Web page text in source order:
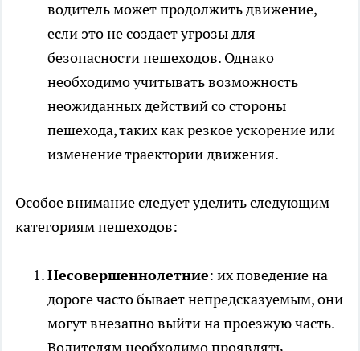
водитель может продолжить движение,
если это не создает угрозы для
безопасности пешеходов. Однако
необходимо учитывать возможность
неожиданных действий со стороны
пешехода, таких как резкое ускорение или
изменение траектории движения.
Особое внимание следует уделить следующим
категориям пешеходов:
Несовершеннолетние: их поведение на
дороге часто бывает непредсказуемым, они
могут внезапно выйти на проезжую часть.
Водителям необходимо проявлять